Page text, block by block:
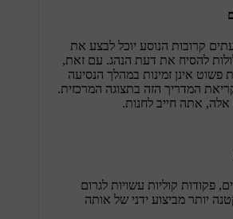
קרובות הנוסע יוכל לבצע את
להסיח את דעת הנהג. עם זאת,
פשוט אינן זמינות במהלך הנסיעה
קריאת המדריך הזה בתצוגה המרכזית.
אלה, אתה חייב לחנות.
פקודות קוליות עשויות לגרום
יותר מביצוע ידני של אותה